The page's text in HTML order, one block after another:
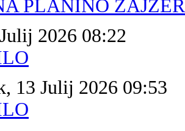
PLANINO
2026 08:22
13 Julij 2026 09:53